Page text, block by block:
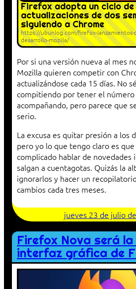
Firefox adopta un ciclo de
actualizaciones de dos
siguiendo a Chrome
https://ubunlog.com/firefox-lanzamientos-
desarrollo-mozilla/
Por si una versión nueva al mes
Mozilla quieren competir con
actualizándose cada 15 días. No
compitiendo por tener el número
acompañando, pero parece que
serio.
La excusa es quitar presión a los
pero yo lo que tengo claro es que
complicado hablar de novedades
salgan a cuentagotas. Quizás la
ignorarlos y hacer un
cambios cada tres meses.
jueves 23 de julio
Firefox Nova será la
interfaz gráfica de